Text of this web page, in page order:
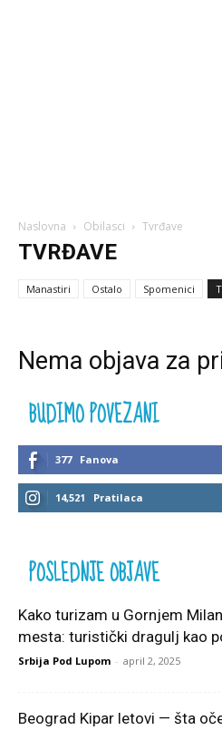
Naslovna Obilasci Tvrđave
TVRĐAVE
Manastiri Ostalo Spomenici
Nema objava za
BUDIMO POVEZANI
377 Fanova
14,521 Pratilaca
POSLEDNJE OBJAVE
Kako turizam u Gornjem
mesta: turistički dragulj kao
Srbija Pod Lupom - april 2, 2025
Beograd Kipar letovi — šta